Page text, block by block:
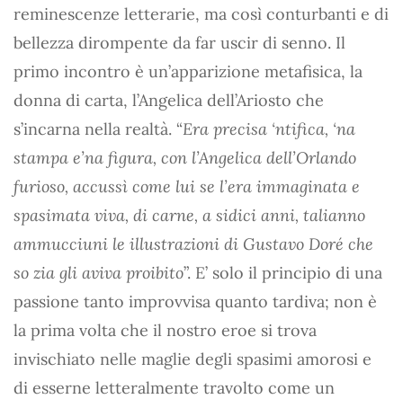
reminescenze letterarie, ma così conturbanti e di
bellezza dirompente da far uscir di senno. Il
primo incontro è un’apparizione metafisica, la
donna di carta, l’Angelica dell’Ariosto che
s’incarna nella realtà. “Era precisa ‘ntifica, ‘na
stampa e’na figura, con l’Angelica dell’Orlando
furioso, accussì come lui se l’era immaginata e
spasimata viva, di carne, a sidici anni, talianno
ammucciuni le illustrazioni di Gustavo Doré che
so zia gli aviva proibito”. E’ solo il principio di una
passione tanto improvvisa quanto tardiva; non è
la prima volta che il nostro eroe si trova
invischiato nelle maglie degli spasimi amorosi e
di esserne letteralmente travolto come un